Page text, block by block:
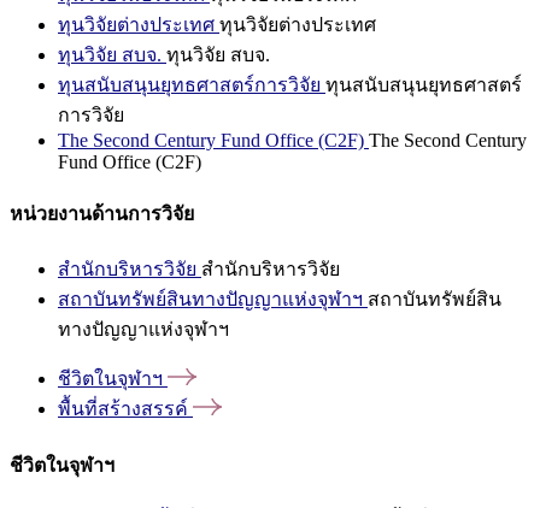
ทุนวิจัยต่างประเทศ ทุนวิจัยต่างประเทศ
ทุนวิจัย สบจ. ทุนวิจัย สบจ.
ทุนสนับสนุนยุทธศาสตร์การวิจัย ทุนสนับสนุนยุทธศาสตร์
การวิจัย
The Second Century Fund Office (C2F) The Second Century
Fund Office (C2F)
หน่วยงานด้านการวิจัย
สำนักบริหารวิจัย สำนักบริหารวิจัย
สถาบันทรัพย์สินทางปัญญาแห่งจุฬาฯ สถาบันทรัพย์สิน
ทางปัญญาแห่งจุฬาฯ
ชีวิตในจุฬาฯ
พื้นที่สร้างสรรค์
ชีวิตในจุฬาฯ